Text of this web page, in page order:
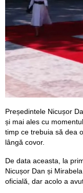
Președintele Nicușor
și mai ales cu
timp ce trebuia să dea
lângă covor.
De data aceasta, la
Nicușor Dan și
oficială, dar acolo a